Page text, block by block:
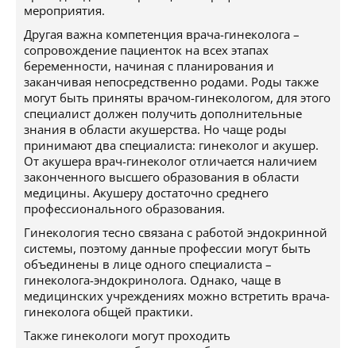
мероприятия.
Другая важна компетенция врача-гинеколога –
сопровождение пациенток на всех этапах
беременности, начиная с планирования и
заканчивая непосредственно родами. Роды также
могут быть приняты врачом-гинекологом, для этого
специалист должен получить дополнительные
знания в области акушерства. Но чаще роды
принимают два специалиста: гинеколог и акушер.
От акушера врач-гинеколог отличается наличием
законченного высшего образования в области
медицины. Акушеру достаточно среднего
профессионального образования.
Гинекология тесно связана с работой эндокринной
системы, поэтому данные профессии могут быть
объединены в лице одного специалиста –
гинеколога-эндокринолога. Однако, чаще в
медицинских учреждениях можно встретить врача-
гинеколога общей практики.
Также гинекологи могут проходить